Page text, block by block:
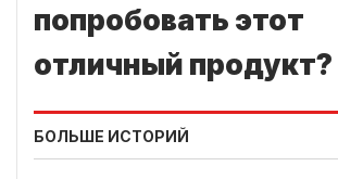
попробовать этот
отличный продукт?
БОЛЬШЕ ИСТОРИЙ